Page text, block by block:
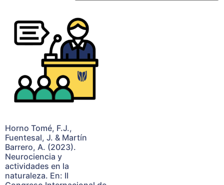
Horno Tomé, F.J.,
Fuentesal, J. & Martín
Barrero, A. (2023).
Neurociencia y
actividades en la
naturaleza. En: II